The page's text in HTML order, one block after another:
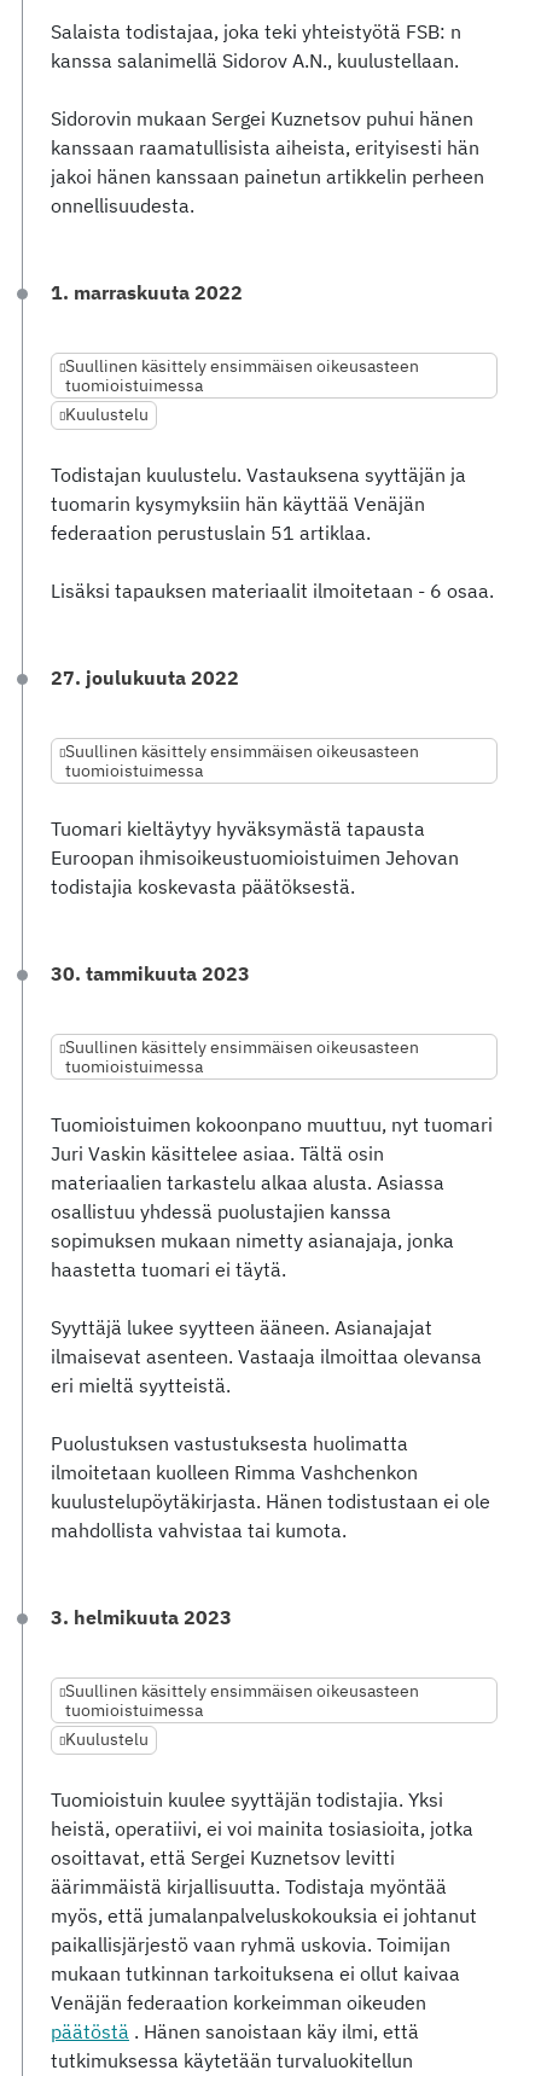
Salaista todistajaa, joka teki yhteistyötä FSB: n
kanssa salanimellä Sidorov A.N., kuulustellaan.
Sidorovin mukaan Sergei Kuznetsov puhui hänen
kanssaan raamatullisista aiheista, erityisesti hän
jakoi hänen kanssaan painetun artikkelin perheen
onnellisuudesta.
1. marraskuuta 2022
Suullinen käsittely ensimmäisen oikeusasteen
tuomioistuimessa
Kuulustelu
Todistajan kuulustelu. Vastauksena syyttäjän ja
tuomarin kysymyksiin hän käyttää Venäjän
federaation perustuslain 51 artiklaa.
Lisäksi tapauksen materiaalit ilmoitetaan - 6 osaa.
27. joulukuuta 2022
Suullinen käsittely ensimmäisen oikeusasteen
tuomioistuimessa
Tuomari kieltäytyy hyväksymästä tapausta
Euroopan ihmisoikeustuomioistuimen Jehovan
todistajia koskevasta päätöksestä.
30. tammikuuta 2023
Suullinen käsittely ensimmäisen oikeusasteen
tuomioistuimessa
Tuomioistuimen kokoonpano muuttuu, nyt tuomari
Juri Vaskin käsittelee asiaa. Tältä osin
materiaalien tarkastelu alkaa alusta. Asiassa
osallistuu yhdessä puolustajien kanssa
sopimuksen mukaan nimetty asianajaja, jonka
haastetta tuomari ei täytä.
Syyttäjä lukee syytteen ääneen. Asianajajat
ilmaisevat asenteen. Vastaaja ilmoittaa olevansa
eri mieltä syytteistä.
Puolustuksen vastustuksesta huolimatta
ilmoitetaan kuolleen Rimma Vashchenkon
kuulustelupöytäkirjasta. Hänen todistustaan ei ole
mahdollista vahvistaa tai kumota.
3. helmikuuta 2023
Suullinen käsittely ensimmäisen oikeusasteen
tuomioistuimessa
Kuulustelu
Tuomioistuin kuulee syyttäjän todistajia. Yksi
heistä, operatiivi, ei voi mainita tosiasioita, jotka
osoittavat, että Sergei Kuznetsov levitti
äärimmäistä kirjallisuutta. Todistaja myöntää
myös, että jumalanpalveluskokouksia ei johtanut
paikallisjärjestö vaan ryhmä uskovia. Toimijan
mukaan tutkinnan tarkoituksena ei ollut kaivaa
Venäjän federaation korkeimman oikeuden
päätöstä . Hänen sanoistaan käy ilmi, että
tutkimuksessa käytetään turvaluokitellun